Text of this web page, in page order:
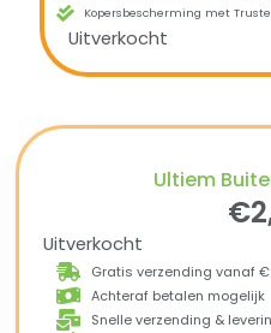
Kopersbescherming met
Uitverkocht
Ultiem
€
Uitverkocht
Gratis verzending vanaf
Achteraf betalen mogelijk
Snelle verzending &